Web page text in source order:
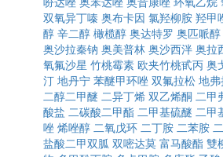
双氧异丁嗪 奥布卡因 氯羟柳胺 羟甲
醇 辛二醇 橄榄醇 奥达特罗 奥匹哌醇
奥沙拉秦钠 奥美普林 奥沙西泮 奥拉
氧氟沙星 竹桃霉素 欧夹竹桃甙丙 奥
汀 地丹宁 苯醚甲环唑 双氟拉松 地
二醇二甲醚 二异丁烯 双乙烯酮 二甲
酸盐 二碳酸二甲酯 二甲基硫醚 二甲
唑 烯唑醇 二氧戊环 二丁胺 二苯胺
盐酸二甲双胍 双嘧达莫 富马酸酯 雙